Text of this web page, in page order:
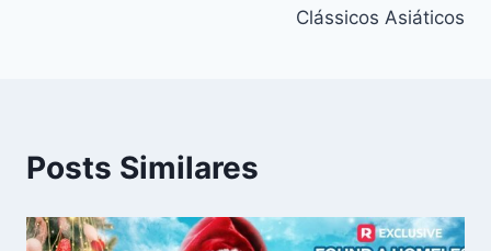
Clássicos Asiáticos
Posts Similares